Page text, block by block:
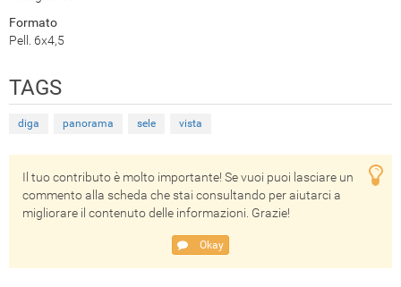
Formato
Pell. 6x4,5
TAGS
diga panorama sele vista
Il tuo contributo è molto importante! Se vuoi puoi lasciare un
commento alla scheda che stai consultando per aiutarci a
migliorare il contenuto delle informazioni. Grazie!
Okay